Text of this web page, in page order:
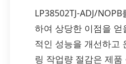
LP38502TJ-ADJ/
하여 상당한 이점을
적인 성능을 개선하고
링 작업량 절감은 제